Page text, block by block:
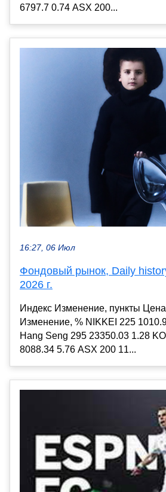
6797.7 0.74 ASX 200...
16:27, 06 Июл
Фондовый рынок, Daily
2026 г.
Индекс Изменение, пункты
Изменение, % NIKKEI 225
Hang Seng 295 23350.03 1.28
8088.34 5.76 ASX 200 11...